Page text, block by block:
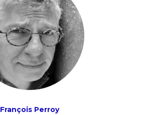
François Perroy